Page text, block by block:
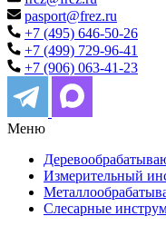
pasport@frez.ru
+7 (495) 646-50-26
+7 (499) 729-96-41
+7 (906) 063-41-23
Меню
Измерительный
Слесарные